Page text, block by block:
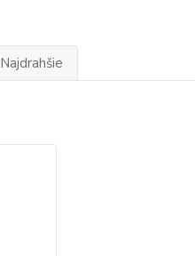
Najdrahšie